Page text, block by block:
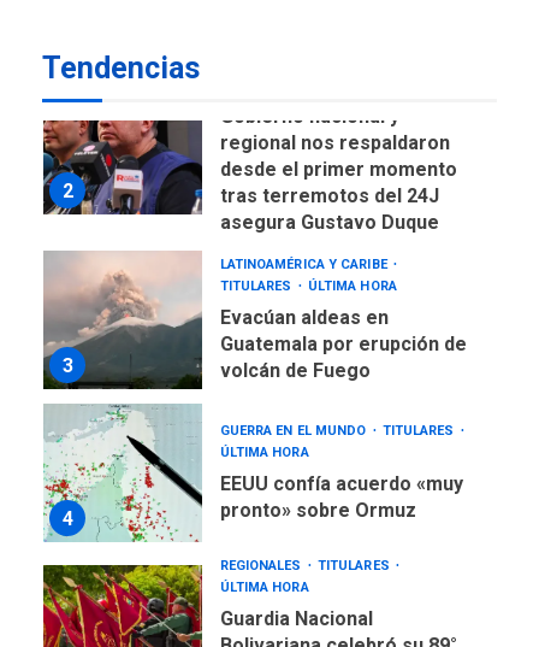
Tendencias
3
Evacúan aldeas en
Guatemala por erupción de
volcán de Fuego
4
GUERRA EN EL MUNDO
TITULARES
ÚLTIMA HORA
EEUU confía acuerdo «muy
pronto» sobre Ormuz
5
Guardia Nacional
Bolivariana celebró su 89°
aniversario en Nueva
Esparta
REGIONALES
Misión Milagro en Antolín
del Campo: Arrancó la